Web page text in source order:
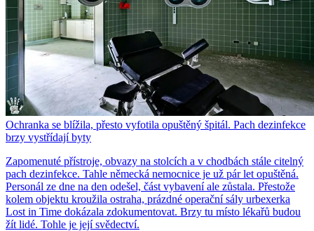
Ochranka se blížila, přesto vyfotila opuštěný špitál. Pach dezinfekce
brzy vystřídají byty
Zapomenuté přístroje, obvazy na stolcích a v chodbách stále citelný
pach dezinfekce. Tahle německá nemocnice je už pár let opuštěná.
Personál ze dne na den odešel, část vybavení ale zůstala. Přestože
kolem objektu kroužila ostraha, prázdné operační sály urbexerka
Lost in Time dokázala zdokumentovat. Brzy tu místo lékařů budou
žít lidé. Tohle je její svědectví.